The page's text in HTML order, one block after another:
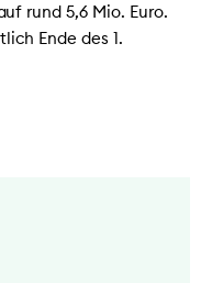
rund 5,6 Mio. Euro.
Ende des 1.